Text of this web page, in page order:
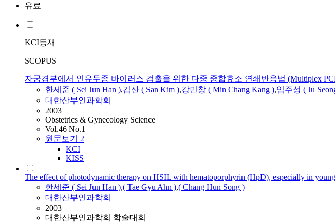
유료
KCI등재
SCOPUS
자궁경부에서 인유두종 바이러스 검출을 위한 다중 중합효소 연쇄반응법 (Multiplex
한세준 ( Sei Jun Han ),김산 ( San Kim ),강민창 ( Min Chang Kang ),임주성 ( Ju
대한산부인과학회
2003
Obstetrics & Gynecology Science
Vol.46 No.1
원문보기 2
KCI
KISS
The effect of photodynamic therapy on HSIL with hematoporphyrin (HpD), especially in
한세준 ( Sei Jun Han ),( Tae Gyu Ahn ),( Chang Hun Song )
대한산부인과학회
2003
대한산부인과학회 학술대회